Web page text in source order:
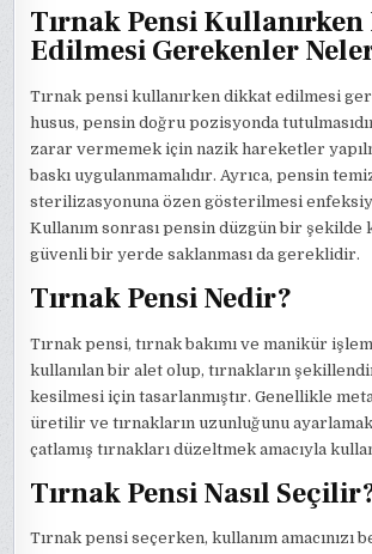
Tırnak Pensi
Edilmesi Gerekenler
Tırnak pensi kullanırken dikkat edilmesi
husus, pensin doğru pozisyonda
zarar vermemek için nazik hareketler
baskı uygulanmamalıdır. Ayrıca, pensin
sterilizasyonuna özen gösterilmesi
Kullanım sonrası pensin düzgün bir şekilde
güvenli bir yerde saklanması da gereklidir.
Tırnak Pensi Nedir?
Tırnak pensi, tırnak bakımı ve manikür
kullanılan bir alet olup, tırnakların
kesilmesi için tasarlanmıştır. Genellikle
üretilir ve tırnakların uzunluğunu
çatlamış tırnakları düzeltmek amacıyla
Tırnak Pensi Nasıl
Tırnak pensi seçerken, kullanım amacınızı